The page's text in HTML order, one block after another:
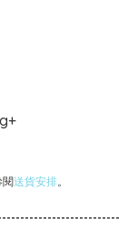
閱送貨安排。